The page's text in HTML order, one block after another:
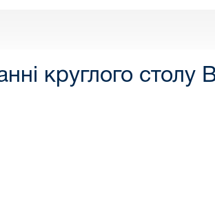
круглого столу